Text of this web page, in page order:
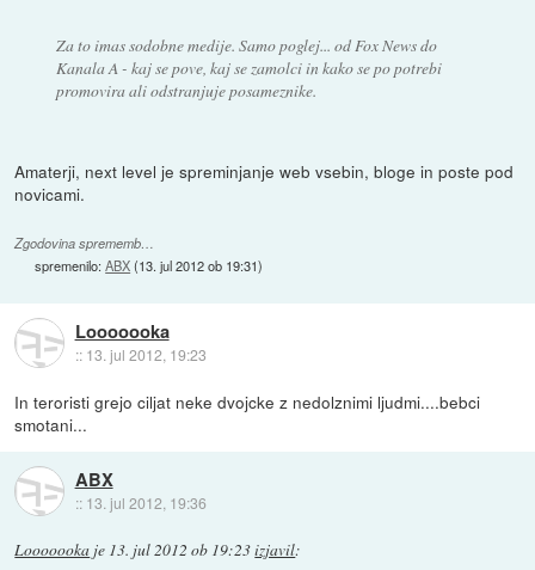
Za to imas sodobne medije. Samo poglej... od Fox News do
Kanala A - kaj se pove, kaj se zamolci in kako se po potrebi
promovira ali odstranjuje posameznike.
Amaterji, next level je spreminjanje web vsebin, bloge in poste pod
novicami.
Zgodovina sprememb…
spremenilo:ABX(13. jul 2012 ob 19:31)
Looooooka
:: 13. jul 2012, 19:23
In teroristi grejo ciljat neke dvojcke z nedolznimi ljudmi....bebci
smotani...
ABX
:: 13. jul 2012, 19:36
Looooooka je 13. jul 2012 ob 19:23izjavil: